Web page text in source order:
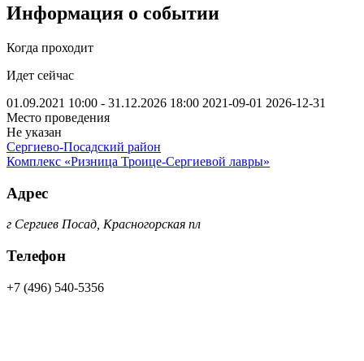
Информация о событии
Когда проходит
Идет сейчас
01.09.2021 10:00 - 31.12.2026 18:00 2021-09-01 2026-12-31
Место проведения
Не указан
Сергиево-Посадский район
Комплекс «Ризница Троице-Сергиевой лавры»
Адрес
г Сергиев Посад, Красногорская пл
Телефон
+7 (496) 540-5356